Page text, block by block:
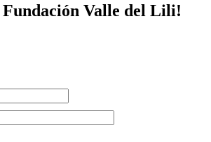
Fundación Valle del Lili!